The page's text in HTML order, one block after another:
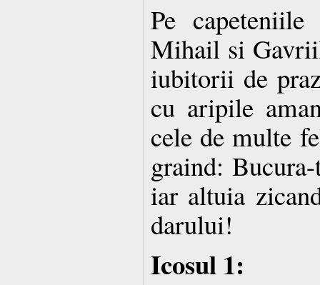
Pe
Mihail si
iubitorii de
cu aripile
cele de multe
graind:
iar altuia
darului!
Icosul 1: